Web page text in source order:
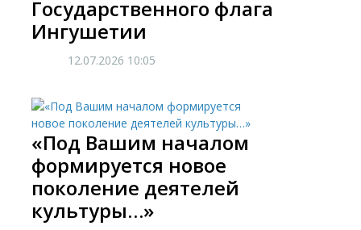
Государственного флага
Ингушетии
12.07.2026 10:05
«Под Вашим началом
формируется новое
поколение деятелей
культуры…»